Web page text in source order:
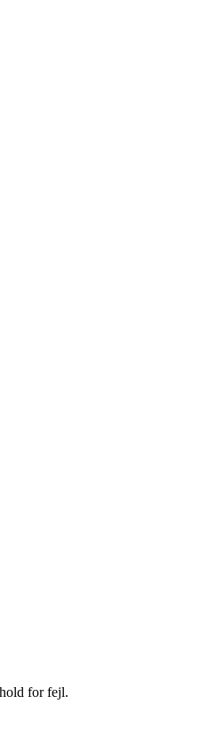
for fejl.